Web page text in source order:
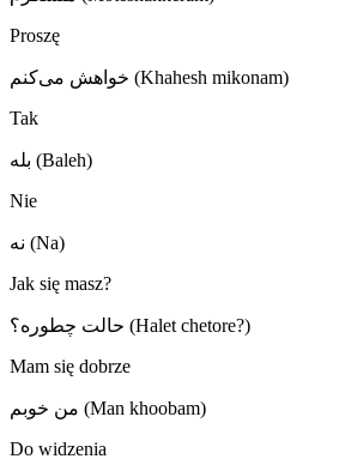
Proszę
خواهش می‌کنم (Khahesh mikonam)
Tak
بله (Baleh)
Nie
نه (Na)
Jak się masz?
حالت چطوره؟ (Halet chetore?)
Mam się dobrze
من خوبم (Man khoobam)
Do widzenia